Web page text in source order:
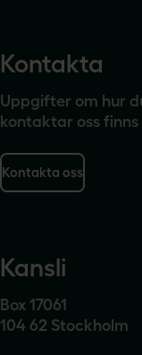
Kontakta
Uppgifter om hur
kontaktar oss finns
Kontakta oss
Kansli
Box 17061
104 62 Stockholm